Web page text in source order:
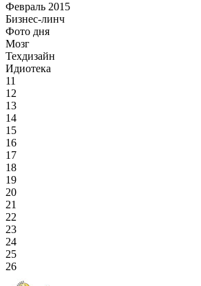
Февраль 2015
Бизнес-линч
Фото дня
Мозг
Техдизайн
Идиотека
11
12
13
14
15
16
17
18
19
20
21
22
23
24
25
26